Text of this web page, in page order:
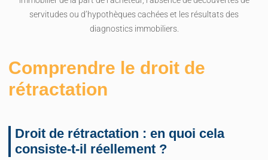
servitudes ou d’hypothèques cachées et les résultats des
diagnostics immobiliers.
Comprendre le droit de
rétractation
Droit de rétractation : en quoi cela
consiste-t-il réellement ?